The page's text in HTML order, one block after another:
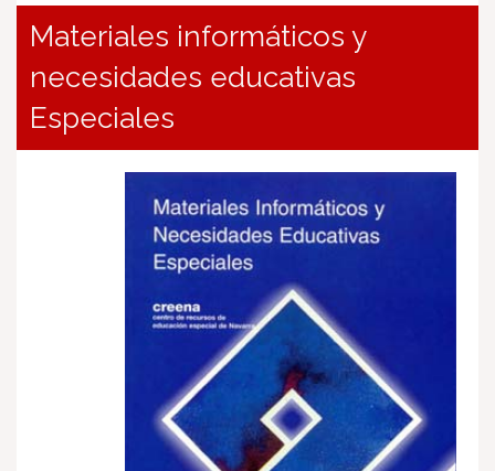
Materiales informáticos y
necesidades educativas
Especiales